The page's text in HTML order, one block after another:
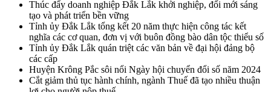
Thúc đẩy doanh nghiệp Đắk Lắk khởi nghiệp, đổi mới sáng
tạo và phát triển bền vững
Tỉnh ủy Đắk Lắk tổng kết 20 năm thực hiện công tác kết
nghĩa các cơ quan, đơn vị với buôn đồng bào dân tộc thiểu số
Tỉnh ủy Đắk Lắk quán triệt các văn bản về đại hội đảng bộ
các cấp
Huyện Krông Pắc sôi nổi Ngày hội chuyển đổi số năm 2024
Cắt giảm thủ tục hành chính, ngành Thuế đã tạo nhiều thuận